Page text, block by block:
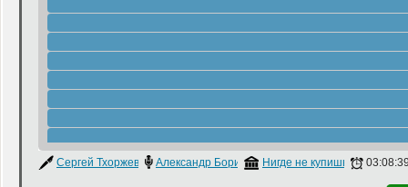
Сергей ТхоржевскийАлександр Борисов Нигде не купишь